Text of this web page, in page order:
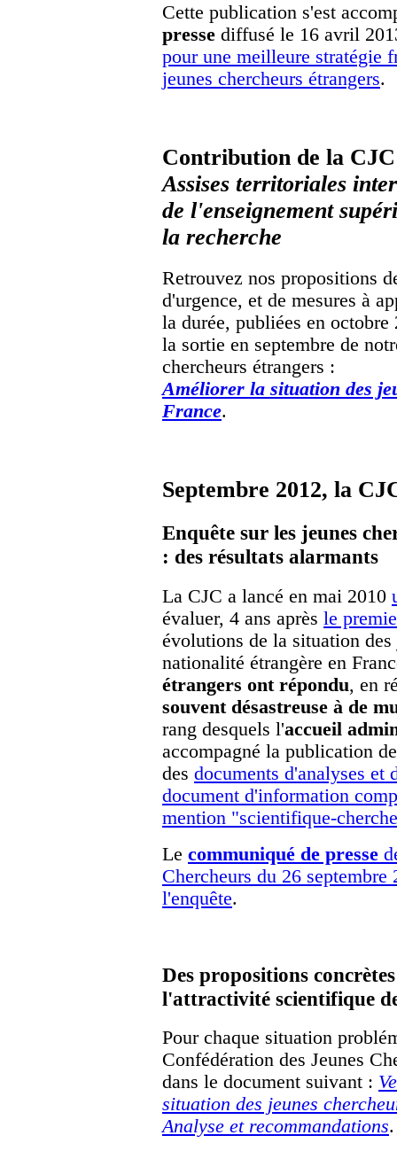
Cette publication s'est
presse diffusé le 16 avril
pour une meilleure stratégie
jeunes chercheurs étrangers.
Contribution de la
Assises territoriales
de l'enseignement
la recherche
Retrouvez nos propositions
d'urgence, et de mesures à
la durée, publiées en octobre
la sortie en septembre de
chercheurs étrangers :
Améliorer la situation des
France.
Septembre 2012, la
Enquête sur les jeunes
: des résultats alarmants
La CJC a lancé en mai 2010
évaluer, 4 ans après le
évolutions de la situation des
nationalité étrangère en
étrangers ont répondu, en
souvent désastreuse à de
rang desquels l'accueil
accompagné la publication
des documents d'analyses et
document d'information
mention "scientifique-
Le communiqué de presse
Chercheurs du 26 septembre
l'enquête.
Des propositions
l'attractivité scientifique
Pour chaque situation
Confédération des Jeunes
dans le document suivant :
situation des jeunes
Analyse et recommandations.